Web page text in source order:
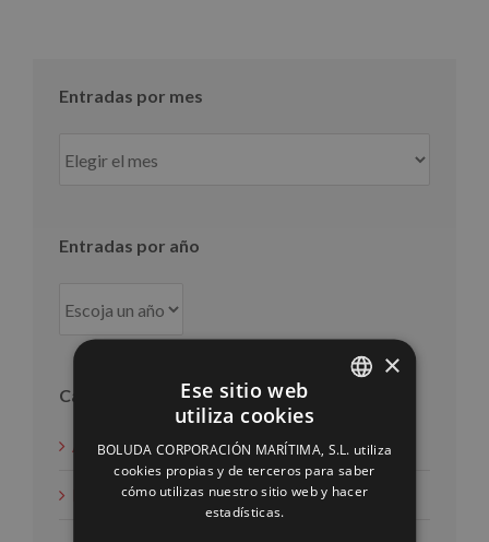
Entradas por mes
por
Entradas por año
Categorías
Acción social
Noticias
ENGLISH
FRENCH
×
Ese sitio web
utiliza cookies
BOLUDA CORPORACIÓN MARÍTIMA, S.L. utiliza
cookies propias y de terceros para saber
cómo utilizas nuestro sitio web y hacer
estadísticas.